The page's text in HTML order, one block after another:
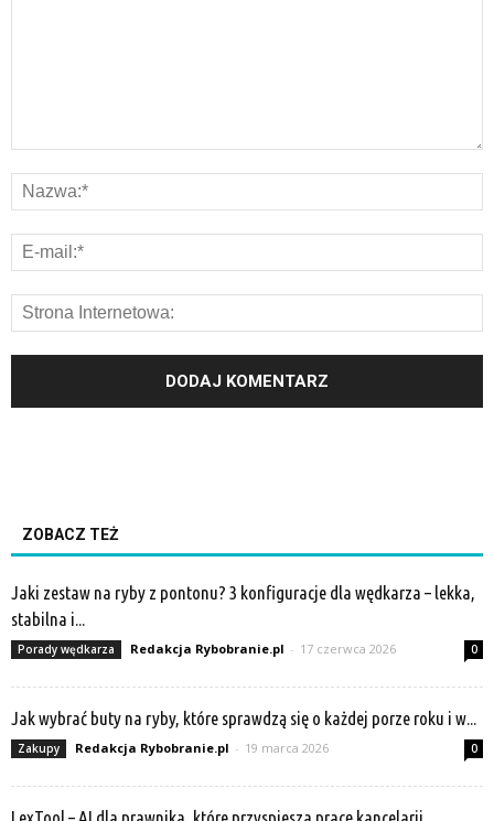
ZOBACZ TEŻ
Jaki zestaw na ryby z pontonu? 3 konfiguracje dla wędkarza – lekka,
stabilna i...
Porady wędkarza Redakcja Rybobranie.pl - 17 czerwca 2026 0
Jak wybrać buty na ryby, które sprawdzą się o każdej porze roku i w...
Zakupy Redakcja Rybobranie.pl - 19 marca 2026 0